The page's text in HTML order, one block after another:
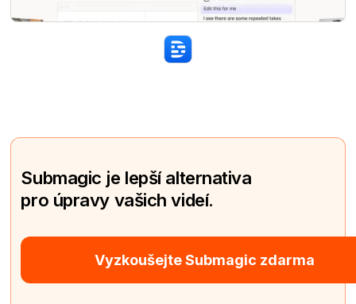
Submagic je lepší alternativa
pro úpravy vašich videí.
Vyzkoušejte Submagic zdarma